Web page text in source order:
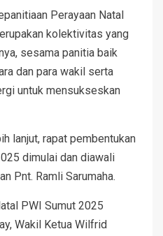
Perayaan Natal
kolektivitas yang
sesama panitia baik
dan para wakil serta
untuk mensukseskan
lanjut, rapat pembentukan
dimulai dan diawali
Pnt. Ramli Sarumaha.
PWI Sumut 2025
Wakil Ketua Wilfrid